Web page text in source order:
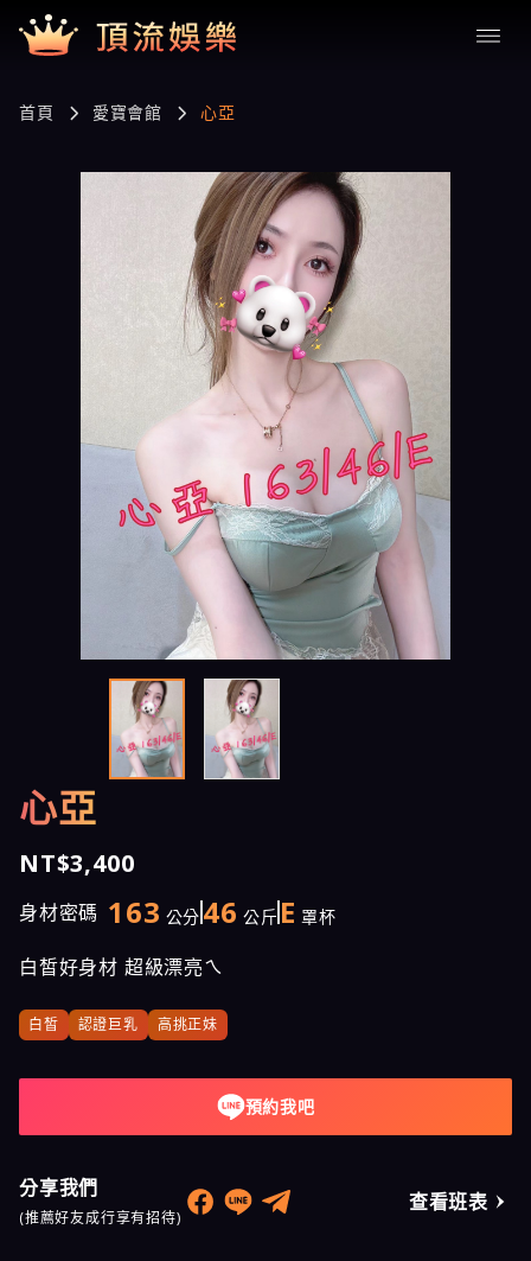
首頁 愛寶會館 心亞
心亞
NT$3,400
身材密碼 163 公分 46 公斤 E 罩杯
白皙好身材 超級漂亮ㄟ
白皙 認證巨乳 高挑正妹
預約我吧
分享我們
(推薦好友成行享有招待)
查看班表